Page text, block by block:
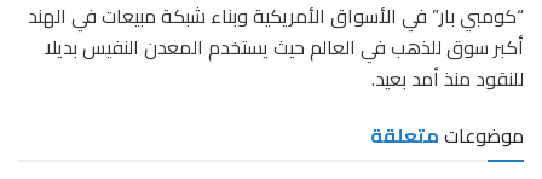
“كومبي بار” في الأسواق الأمريكية وبناء شبكة مبيعات في الهند
أكبر سوق للذهب في العالم حيث يستخدم المعدن النفيس بديلا
للنقود منذ أمد بعيد.
موضوعاتمتعلقة